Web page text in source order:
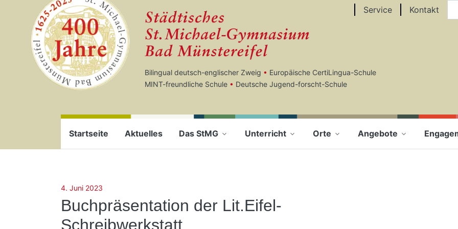
Zum Seiteninhalt springen
Bilingual deutsch-englischer Zweig • Europäische CertiLingua-Schule
MINT-freundliche Schule • Deutsche Jugend-forscht-Schule
Startseite Aktuelles Das StMG Unterricht Orte Angebote
Service Kontakt
4. Juni 2023
Buchpräsentation der Lit.Eifel-
Schreibwerkstatt